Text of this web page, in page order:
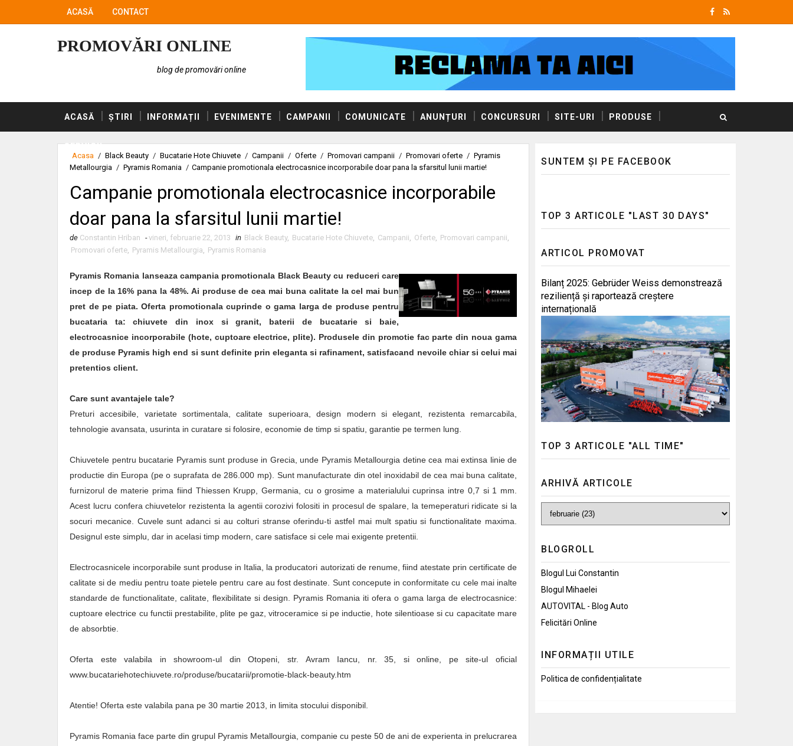
ACASĂ CONTACT
PROMOVĂRI ONLINE
blog de promovări online
ACASĂ ȘTIRI INFORMAȚII EVENIMENTE CAMPANII COMUNICATE ANUNȚURI CONCURSURI SITE-URI PRODUSE
SERVICII
Acasa / Black Beauty / Bucatarie Hote Chiuvete / Campanii / Oferte / Promovari campanii / Promovari oferte / Pyramis
Metallourgia / Pyramis Romania / Campanie promotionala electrocasnice incorporabile doar pana la sfarsitul lunii martie!
Campanie promotionala electrocasnice incorporabile
doar pana la sfarsitul lunii martie!
de Constantin Hriban - vineri, februarie 22, 2013 in Black Beauty, Bucatarie Hote Chiuvete, Campanii, Oferte, Promovari campanii,
Promovari oferte, Pyramis Metallourgia, Pyramis Romania
Pyramis Romania lanseaza campania promotionala Black Beauty cu reduceri care
incep de la 16% pana la 48%. Ai produse de cea mai buna calitate la cel mai bun
pret de pe piata. Oferta promotionala cuprinde o gama larga de produse pentru
bucataria ta: chiuvete din inox si granit, baterii de bucatarie si baie,
electrocasnice incorporabile (hote, cuptoare electrice, plite). Produsele din promotie fac parte din noua gama
de produse Pyramis high end si sunt definite prin eleganta si rafinament, satisfacand nevoile chiar si celui mai
pretentios client.
Care sunt avantajele tale?
Preturi accesibile, varietate sortimentala, calitate superioara, design modern si elegant, rezistenta remarcabila,
tehnologie avansata, usurinta in curatare si folosire, economie de timp si spatiu, garantie pe termen lung.
Chiuvetele pentru bucatarie Pyramis sunt produse in Grecia, unde Pyramis Metallourgia detine cea mai extinsa linie de
productie din Europa (pe o suprafata de 286.000 mp). Sunt manufacturate din otel inoxidabil de cea mai buna calitate,
furnizorul de materie prima fiind Thiessen Krupp, Germania, cu o grosime a materialului cuprinsa intre 0,7 si 1 mm.
Acest lucru confera chiuvetelor rezistenta la agentii corozivi folositi in procesul de spalare, la temeperaturi ridicate si la
socuri mecanice. Cuvele sunt adanci si au colturi stranse oferindu-ti astfel mai mult spatiu si functionalitate maxima.
Designul este simplu, dar in acelasi timp modern, care satisface si cele mai exigente pretentii.
Electrocasnicele incorporabile sunt produse in Italia, la producatori autorizati de renume, fiind atestate prin certificate de
calitate si de mediu pentru toate pietele pentru care au fost destinate. Sunt concepute in conformitate cu cele mai inalte
standarde de functionalitate, calitate, flexibilitate si design. Pyramis Romania iti ofera o gama larga de electrocasnice:
cuptoare electrice cu functii prestabilite, plite pe gaz, vitroceramice si pe inductie, hote silentioase si cu capacitate mare
de absorbtie.
Oferta este valabila in showroom-ul din Otopeni, str. Avram Iancu, nr. 35, si online, pe site-ul oficial
www.bucatariehotechiuvete.ro/produse/bucatarii/promotie-black-beauty.htm
Atentie! Oferta este valabila pana pe 30 martie 2013, in limita stocului disponibil.
Pyramis Romania face parte din grupul Pyramis Metallourgia, companie cu peste 50 de ani de experienta in prelucrarea
SUNTEM ȘI PE FACEBOOK
TOP 3 ARTICOLE "LAST 30 DAYS"
ARTICOL PROMOVAT
Bilanț 2025: Gebrüder Weiss demonstrează
reziliență și raportează creștere
internațională
TOP 3 ARTICOLE "ALL TIME"
ARHIVĂ ARTICOLE
BLOGROLL
Blogul Lui Constantin
Blogul Mihaelei
AUTOVITAL - Blog Auto
Felicitări Online
INFORMAȚII UTILE
Politica de confidențialitate